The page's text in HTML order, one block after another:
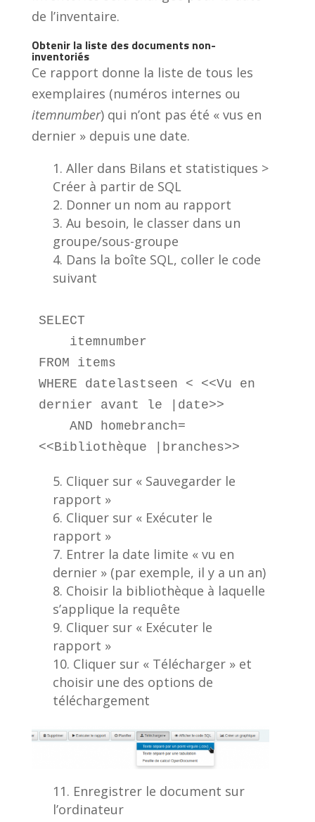
de l’inventaire.
Obtenir la liste des documents non-
inventoriés
Ce rapport donne la liste de tous les
exemplaires (numéros internes ou
itemnumber) qui n’ont pas été « vus en
dernier » depuis une date.
Aller dans Bilans et statistiques >
Créer à partir de SQL
Donner un nom au rapport
Au besoin, le classer dans un
groupe/sous-groupe
Dans la boîte SQL, coller le code
suivant
SELECT
FROM items
WHERE datelastseen < <<Vu en
dernier avant le |date>>
<<Bibliothèque |branches>>
Cliquer sur « Sauvegarder le
rapport »
Cliquer sur « Exécuter le
rapport »
Entrer la date limite « vu en
dernier » (par exemple, il y a un an)
Choisir la bibliothèque à laquelle
s’applique la requête
Cliquer sur « Exécuter le
rapport »
Cliquer sur « Télécharger » et
choisir une des options de
téléchargement
Enregistrer le document sur
l’ordinateur